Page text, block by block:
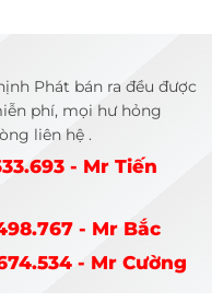
Phát bán ra đều được
phí, mọi hư hỏng
liên hệ .
- Mr Tiến
- Mr Bắc
- Mr Cường